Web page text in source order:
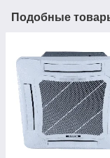
Подобные